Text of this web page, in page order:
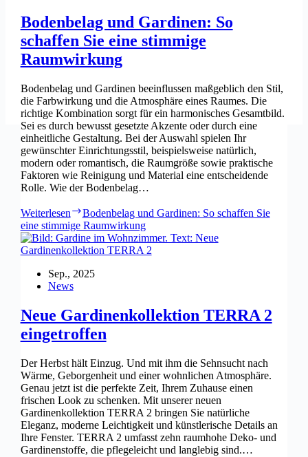
Bodenbelag und Gardinen: So
schaffen Sie eine stimmige
Raumwirkung
Bodenbelag und Gardinen beeinflussen maßgeblich den Stil,
die Farbwirkung und die Atmosphäre eines Raumes. Die
richtige Kombination sorgt für ein harmonisches Gesamtbild.
Sei es durch bewusst gesetzte Akzente oder durch eine
einheitliche Gestaltung. Bei der Auswahl spielen Ihr
gewünschter Einrichtungsstil, beispielsweise natürlich,
modern oder romantisch, die Raumgröße sowie praktische
Faktoren wie Reinigung und Material eine entscheidende
Rolle. Wie der Bodenbelag…
Weiterlesen
Bodenbelag und Gardinen: So schaffen Sie
eine stimmige Raumwirkung
Sep., 2025
News
Neue Gardinenkollektion TERRA 2
eingetroffen
Der Herbst hält Einzug. Und mit ihm die Sehnsucht nach
Wärme, Geborgenheit und einer wohnlichen Atmosphäre.
Genau jetzt ist die perfekte Zeit, Ihrem Zuhause einen
frischen Look zu schenken. Mit unserer neuen
Gardinenkollektion TERRA 2 bringen Sie natürliche
Eleganz, moderne Leichtigkeit und künstlerische Details an
Ihre Fenster. TERRA 2 umfasst zehn raumhohe Deko- und
Gardinenstoffe, die pflegeleicht und langlebig sind.…